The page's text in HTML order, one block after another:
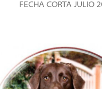
FECHA CORTA JULIO